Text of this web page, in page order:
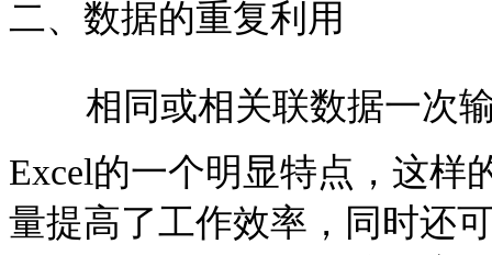
二、数据的重复利用
相同或相关联数据一次
Excel的一个明显特点，这样
量提高了工作效率，同时还